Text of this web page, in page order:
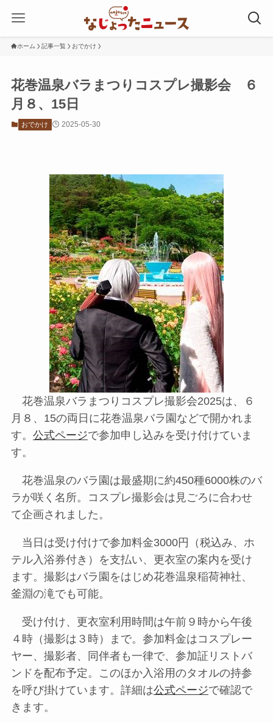
ホーム 記事一覧 おでかけ
花巻温泉バラまつりコスプレ撮影会 ６
月８、15日
おでかけ 2025-05-30
花巻温泉バラまつりコスプレ撮影会2025は、６
月８、15の両日に花巻温泉バラ園などで開かれま
す。 公式ページで参加申し込みを受け付けていま
す。
花巻温泉のバラ園は最盛期に約450種6000株のバ
ラが咲く名所。コスプレ撮影会は見ごろに合わせ
て企画されました。
当日は受け付けで参加料金3000円（税込み、ホ
テル入浴券付き）を支払い、更衣室の案内を受け
ます。撮影はバラ園をはじめ花巻温泉稲荷神社、
釜淵の滝でも可能。
受け付け、更衣室利用時間は午前９時から午後
４時（撮影は３時）まで。参加料金はコスプレー
ヤー、撮影者、同伴者も一律で、参加証リストバ
ンドを配布予定。このほか入浴用のタオルの持参
を呼び掛けています。詳細は公式ページで確認で
きます。